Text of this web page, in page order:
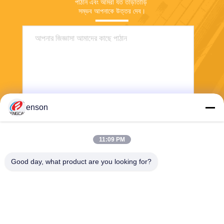
পাঠান এবং আমরা যত তাড়াতাড়ি
সম্ভব আপনাকে উত্তর দেব।
enson
11:09 PM
Good day, what product are you looking for?